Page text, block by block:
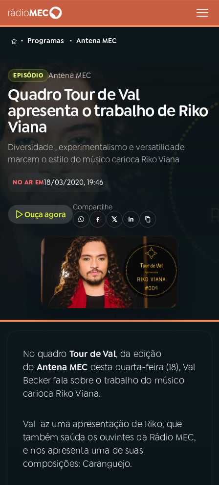
MENU
Buscar
na
Rádio
MEC
Buscar
Início AO VIVO
INÍCIO
A RÁDIO
PROGRAMAÇÃO
PROGRAMAS
PODCASTS
07ÚLTIMAS
ACOMPANHE A RÁDIO MEC
YouTube Facebook
Programas Antena MEC
EPISÓDIO Antena MEC
Quadro Tour de Val
apresenta o trabalho de Riko
Viana
Diversidade , experimentalismo e versatilidade
marcam o estilo do músico carioca Riko Viana
NO AR EM18/03/2020, 19:46
Ouça agora
Compartilhe
No quadro Tour de Val, da edição
do Antena MEC desta quarta-feira (18), Val
Becker fala sobre o trabalho do músico
carioca Riko Viana.
Val az uma apresentação de Riko, que
também saúda os ouvintes da Rádio MEC,
e nos apresenta uma de suas
composições: Caranguejo.